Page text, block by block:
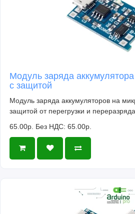
Модуль заряда
с защитой
Модуль заряда аккумуляторов на
защитой от перегрузки и
65.00р. Без НДС: 65.00р.